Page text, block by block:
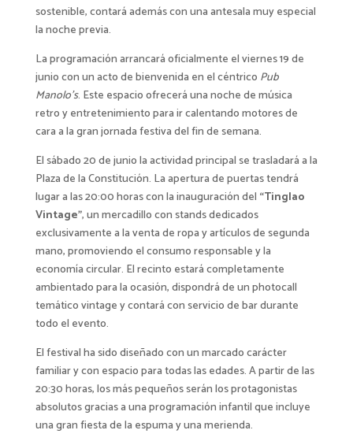
sostenible, contará además con una antesala muy especial
la noche previa.
La programación arrancará oficialmente el viernes 19 de
junio con un acto de bienvenida en el céntrico Pub
Manolo’s. Este espacio ofrecerá una noche de música
retro y entretenimiento para ir calentando motores de
cara a la gran jornada festiva del fin de semana.
El sábado 20 de junio la actividad principal se trasladará a la
Plaza de la Constitución. La apertura de puertas tendrá
lugar a las 20:00 horas con la inauguración del “Tinglao
Vintage”, un mercadillo con stands dedicados
exclusivamente a la venta de ropa y artículos de segunda
mano, promoviendo el consumo responsable y la
economía circular. El recinto estará completamente
ambientado para la ocasión, dispondrá de un photocall
temático vintage y contará con servicio de bar durante
todo el evento.
El festival ha sido diseñado con un marcado carácter
familiar y con espacio para todas las edades. A partir de las
20:30 horas, los más pequeños serán los protagonistas
absolutos gracias a una programación infantil que incluye
una gran fiesta de la espuma y una merienda.